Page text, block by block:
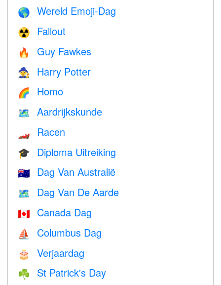
🌎 Wereld Emoji-Dag
☢️ Fallout
🔥 Guy Fawkes
🧙 Harry Potter
🌈 Homo
🗺 Aardrijkskunde
🏎 Racen
🎓 Diploma Uitreiking
🇦🇺 Dag Van Australië
🗺️ Dag Van De Aarde
🇨🇦 Canada Dag
⛵️ Columbus Dag
🎂 Verjaardag
☘️ St Patrick's Day